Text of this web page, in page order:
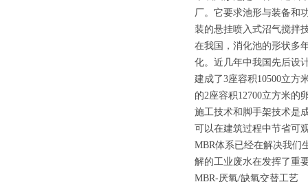
厂。它要求池形与装备和
装的悬挂喷入式沼气搅拌
在我国，消化池的形状多
化。近几年中我国先后设
建成了3座容积10500立方
的2座容积12700立方米的
施工技术和脚手架技术是
可以在建筑过程中节省可
MBR体系已经在解决我们
解的工业废水在发挥了重
MBR-厌氧/缺氧交替工艺